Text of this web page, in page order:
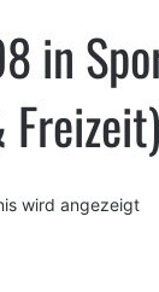
in
wird angezeigt